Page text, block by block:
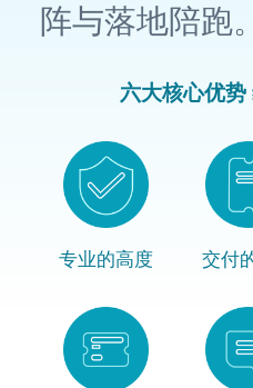
阵与落地陪跑。
六大核心优势
专业的高度 交付